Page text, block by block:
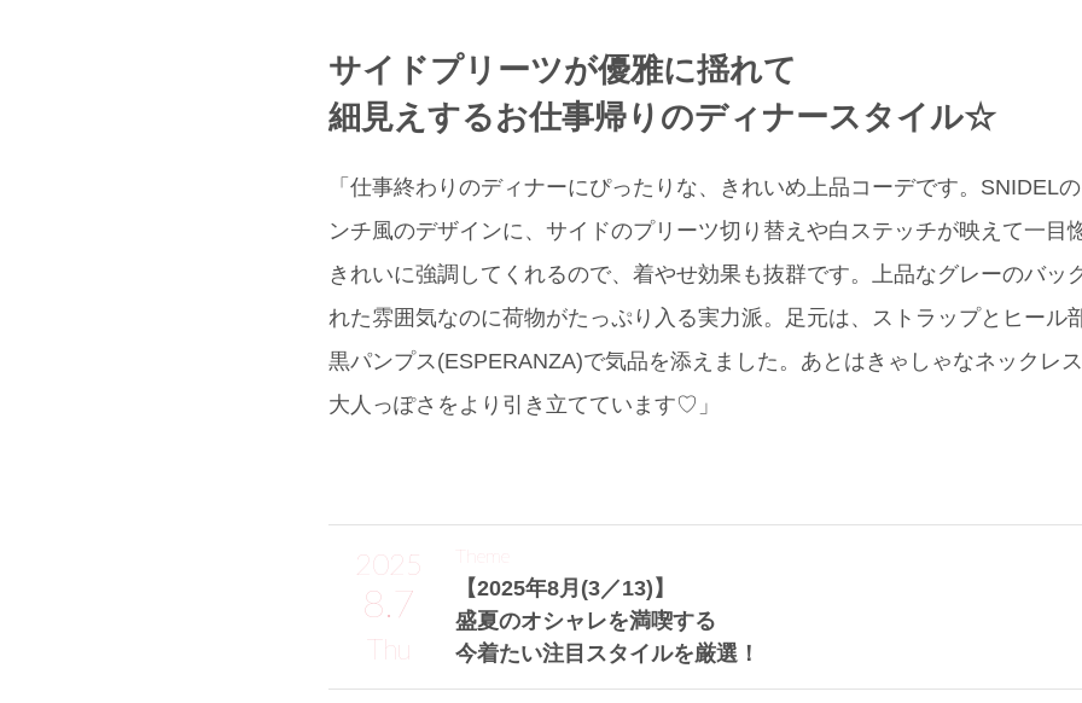
サイドプリーツが優雅に揺れて
細見えするお仕事帰りのディナースタイル☆
「仕事終わりのディナーにぴったりな、きれいめ上品コーデです。SNIDEL
ンチ風のデザインに、サイドのプリーツ切り替えや白ステッチが映えて一
きれいに強調してくれるので、着やせ効果も抜群です。上品なグレーのバッ
れた雰囲気なのに荷物がたっぷり入る実力派。足元は、ストラップとヒール
黒パンプス(ESPERANZA)で気品を添えました。あとはきゃしゃなネックレ
大人っぽさをより引き立てています♡」
2025
8.7
Thu
【2025年8月(3／13)】
盛夏のオシャレを満喫する
今着たい注目スタイルを厳選！
Theme